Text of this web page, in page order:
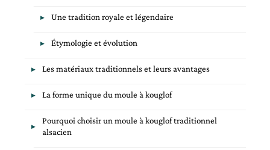
Une tradition royale et légendaire
Étymologie et évolution
Les matériaux traditionnels et leurs avantages
La forme unique du moule à kouglof
Pourquoi choisir un moule à kouglof traditionnel
alsacien